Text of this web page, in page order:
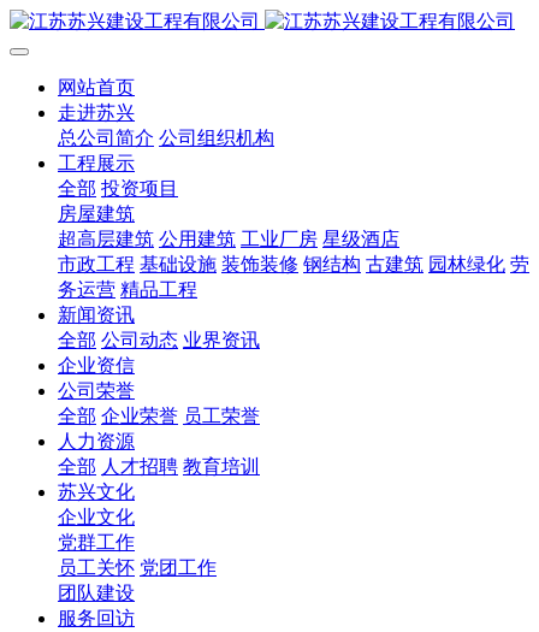
网站首页
走进苏兴
总公司简介 公司组织机构
工程展示
全部 投资项目
房屋建筑
超高层建筑 公用建筑 工业厂房 星级酒店
市政工程 基础设施 装饰装修 钢结构 古建筑 园林绿化 劳
务运营 精品工程
新闻资讯
全部 公司动态 业界资讯
企业资信
公司荣誉
全部 企业荣誉 员工荣誉
人力资源
全部 人才招聘 教育培训
苏兴文化
企业文化
党群工作
员工关怀 党团工作
团队建设
服务回访